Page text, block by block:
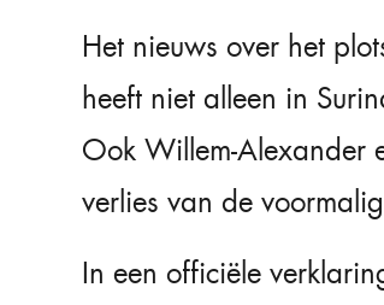
Het nieuws over het
heeft niet alleen in
Ook Willem-Alexander
verlies van de
In een officiële